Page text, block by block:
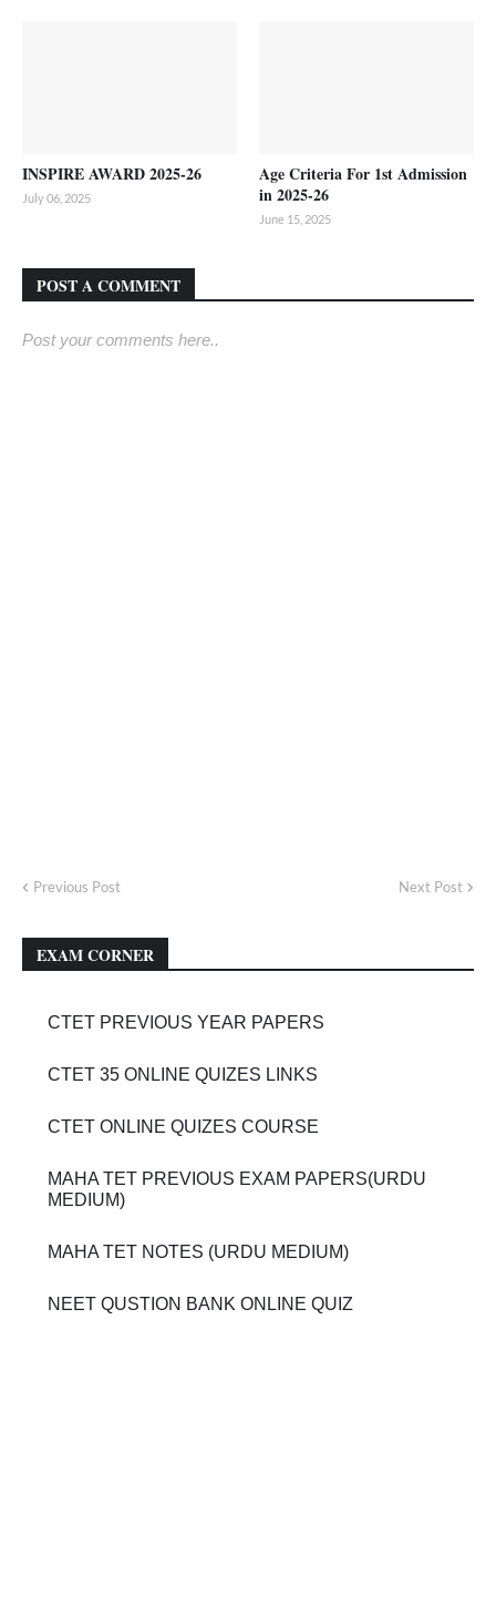
INSPIRE AWARD 2025-26
July 06, 2025
Age Criteria For 1st Admission
in 2025-26
June 15, 2025
POST A COMMENT
Post your comments here..
Previous Post Next Post
EXAM CORNER
CTET PREVIOUS YEAR PAPERS
CTET 35 ONLINE QUIZES LINKS
CTET ONLINE QUIZES COURSE
MAHA TET PREVIOUS EXAM PAPERS(URDU
MEDIUM)
MAHA TET NOTES (URDU MEDIUM)
NEET QUSTION BANK ONLINE QUIZ